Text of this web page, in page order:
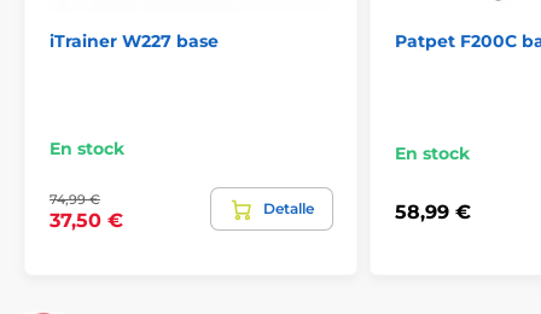
iTrainer W227 base
En stock
74,99 €
37,50 €
Detalle
Patpet F200C
En stock
58,99 €